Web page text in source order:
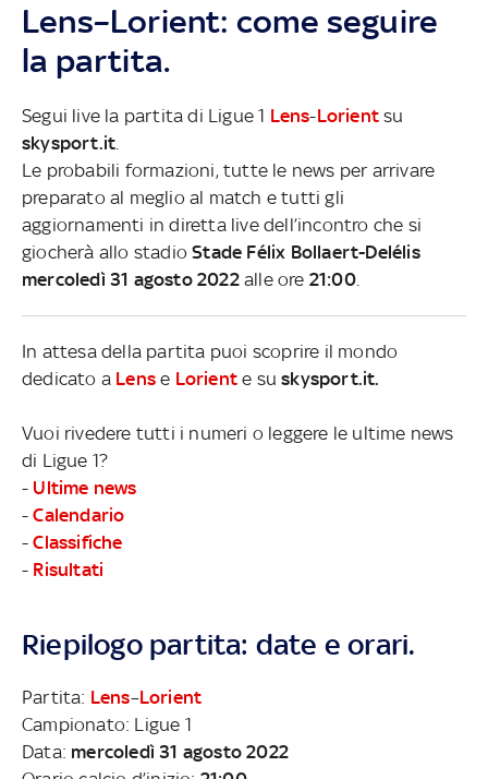
Lens–Lorient: come seguire
la partita.
Segui live la partita di Ligue 1 Lens-Lorient su
skysport.it
Le probabili formazioni, tutte le news per arrivare
preparato al meglio al match e tutti gli
aggiornamenti in diretta live dell’incontro che si
giocherà allo stadioStade Félix Bollaert-Delélis
mercoledì 31 agosto 2022alle ore 21:00.
In attesa della partita puoi scoprire il mondo
dedicato a Lens e Lorient e suskysport.it.
Vuoi rivedere tutti i numeri o leggere le ultime news
di Ligue 1?
- Ultime news
-Calendario
-Classifiche
- Risultati
Riepilogo partita: date e orari.
Partita: Lens–Lorient
Campionato: Ligue 1
Data: mercoledì 31 agosto 2022